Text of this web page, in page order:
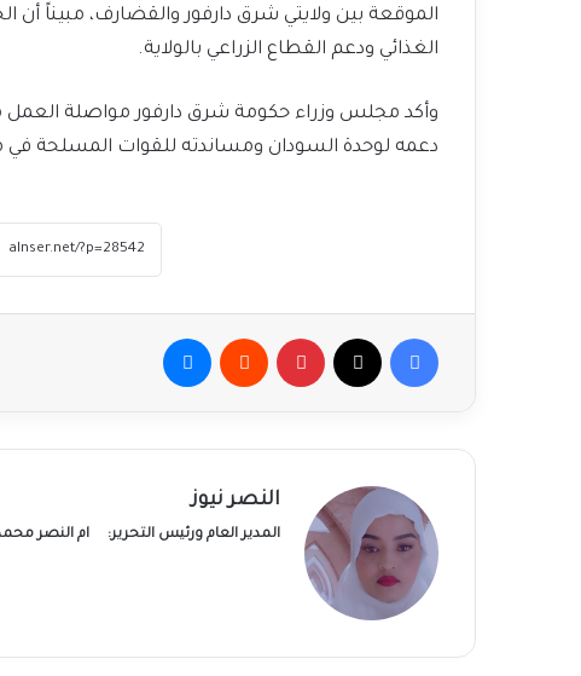
الموقعة بين ولايتي شرق دارفور والقضارف، مبيناً أن
الغذائي ودعم القطاع الزراعي بالولاية.
وأكد مجلس وزراء حكومة شرق دارفور مواصلة العمل
دعمه لوحدة السودان ومساندته للقوات المسلحة في
فيسبوك بينتيريست
النصر نيوز
المدير العام ورئيس التحرير: ام النصر